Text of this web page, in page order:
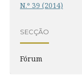
N.º 39 (2014)
SECÇÃO
Fórum